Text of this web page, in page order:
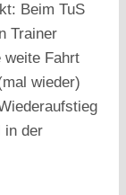
Beim TuS
Trainer
weite Fahrt
wieder)
in der